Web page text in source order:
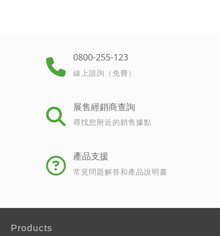
0800-255-123
線上諮詢（免費）
展售經銷商查詢
尋找您附近的銷售據點
產品支援
常見問題解答和產品說明書
Products